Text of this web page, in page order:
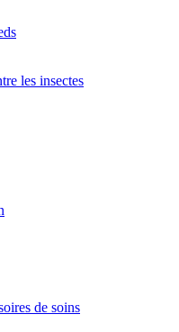
les insectes
de soins